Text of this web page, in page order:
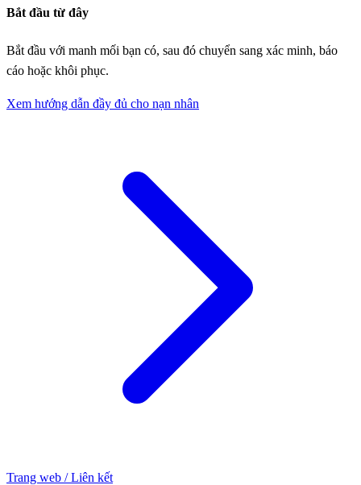
Bắt đầu từ đây
Bắt đầu với manh mối bạn có, sau đó chuyển sang xác minh, báo
cáo hoặc khôi phục.
Xem hướng dẫn đầy đủ cho nạn nhân
Trang web / Liên kết